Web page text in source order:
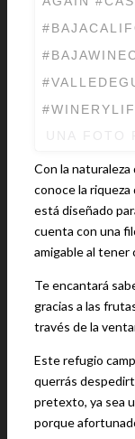
Con la
conoce la riqueza
está diseñado
cuenta con una
amigable al tener
Te encantará
gracias a las
través de la
Este refugio
querrás
pretexto, ya sea
porque